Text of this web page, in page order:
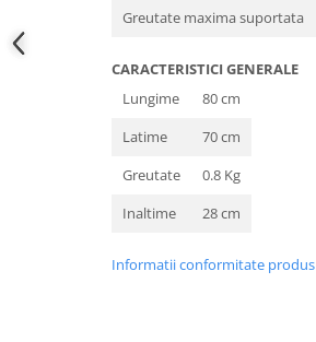
Greutate maxima suportata
CARACTERISTICI GENERALE
Lungime
80 cm
Latime
70 cm
Greutate
0.8 Kg
Inaltime
28 cm
Informatii conformitate produs